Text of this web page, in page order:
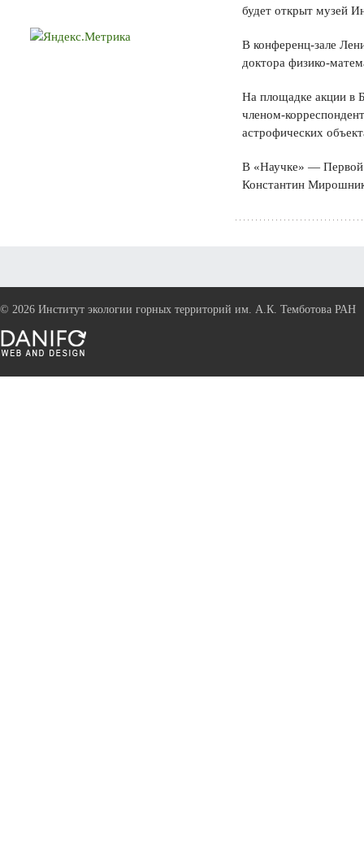
будет открыт музей
В конференц-зале
доктора физико-
На площадке акции в
членом-
астрофических
В «Научке» — Первой
Константин
© 2026 Институт экологии горных территорий им. А.К. Темботова РАН